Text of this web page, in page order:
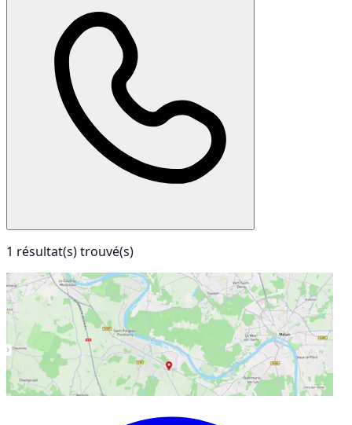
1 résultat(s) trouvé(s)